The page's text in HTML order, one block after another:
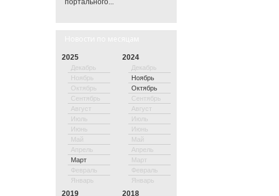
портального...
2025
Декабрь
Ноябрь
Октябрь
Сентябрь
Август
Июль
Июнь
Май
Апрель
Март
Февраль
Январь
2024
Декабрь
Ноябрь
Октябрь
Сентябрь
Август
Июль
Июнь
Май
Апрель
Март
Февраль
Январь
2019
2018